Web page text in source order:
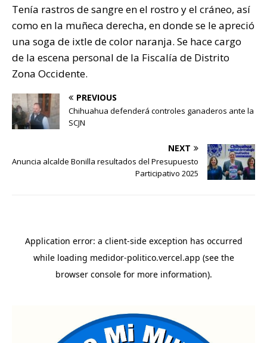
Tenía rastros de sangre en el rostro y el cráneo, así
como en la muñeca derecha, en donde se le apreció
una soga de ixtle de color naranja. Se hace cargo
de la escena personal de la Fiscalía de Distrito
Zona Occidente.
PREVIOUS
Chihuahua defenderá controles ganaderos ante la
SCJN
NEXT
Anuncia alcalde Bonilla resultados del Presupuesto
Participativo 2025